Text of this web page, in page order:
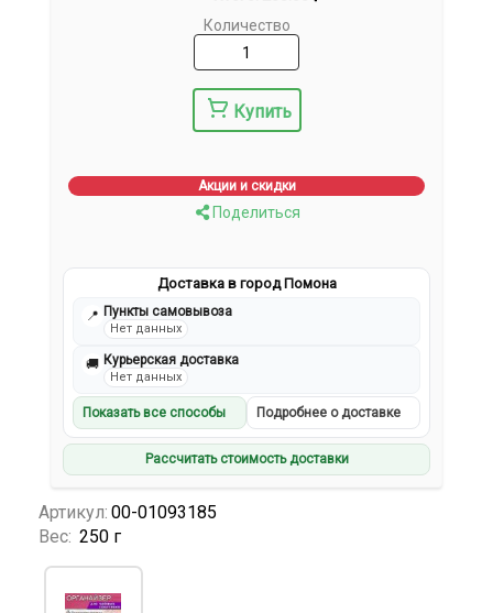
Количество
Купить
Акции и скидки
Поделиться
Доставка в город Помона
📍 Пункты самовывоза
Нет данных
🚚 Курьерская доставка
Нет данных
Показать все способы Подробнее о доставке
Рассчитать стоимость доставки
Артикул: 00-01093185
Вес: 250 г